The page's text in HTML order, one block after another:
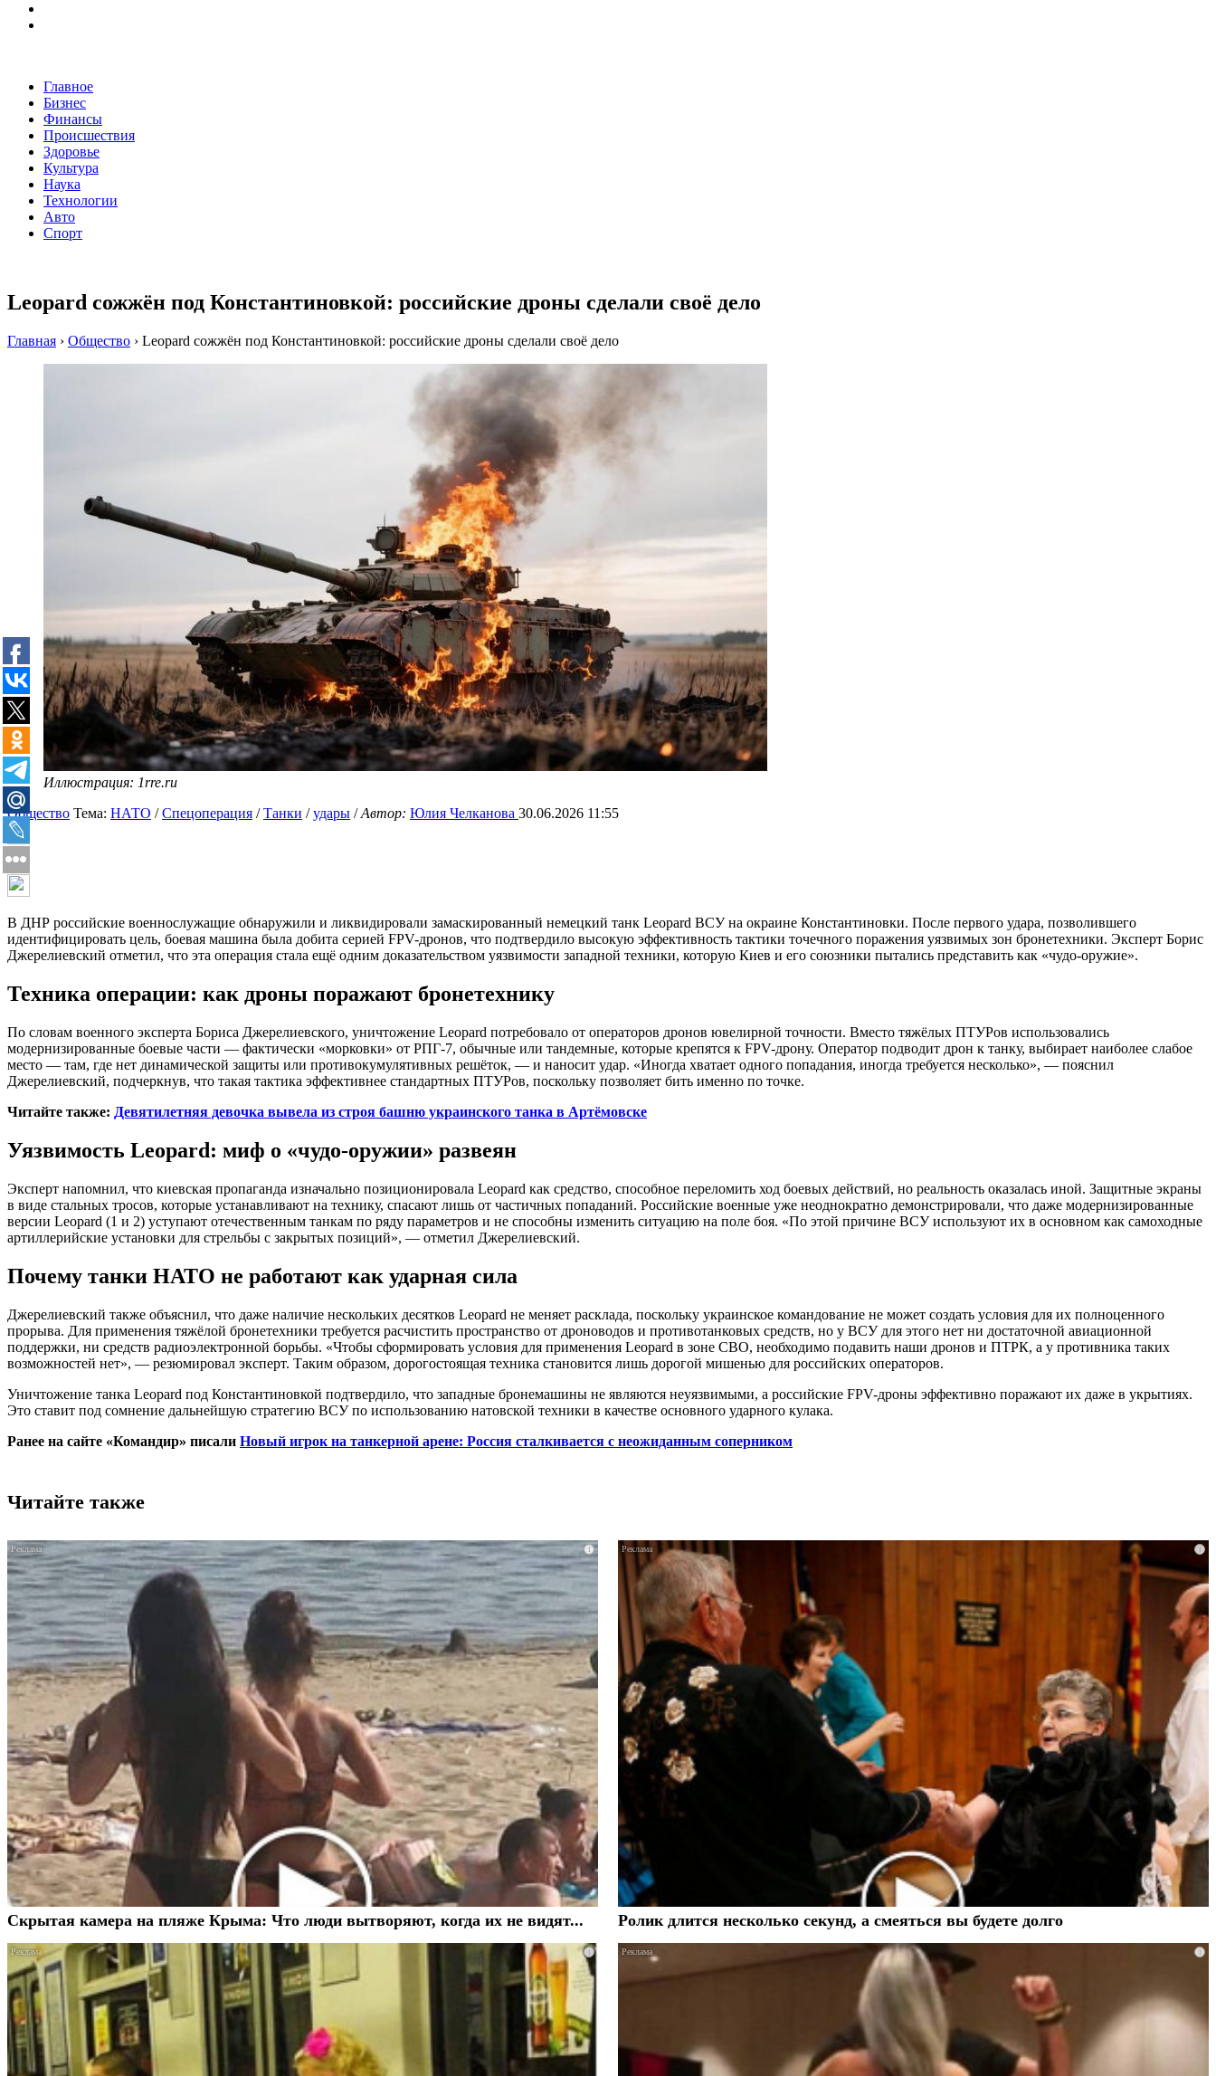
Главное
Бизнес
Финансы
Происшествия
Здоровье
Культура
Наука
Технологии
Авто
Спорт
Leopard сожжён под Константиновкой: российские дроны сделали своё дело
Главная › Общество › Leopard сожжён под Константиновкой: российские дроны сделали своё дело
Иллюстрация: 1rre.ru
Общество Тема: НАТО /Спецоперация /Танки /удары /Автор: Юлия Челканова 30.06.2026 11:55
В ДНР российские военнослужащие обнаружили и ликвидировали замаскированный немецкий танк Leopard ВСУ на окраине Константиновки. После первого удара, позволившего
идентифицировать цель, боевая машина была добита серией FPV-дронов, что подтвердило высокую эффективность тактики точечного поражения уязвимых зон бронетехники. Эксперт Борис
Джерелиевский отметил, что эта операция стала ещё одним доказательством уязвимости западной техники, которую Киев и его союзники пытались представить как «чудо-оружие».
Техника операции: как дроны поражают бронетехнику
По словам военного эксперта Бориса Джерелиевского, уничтожение Leopard потребовало от операторов дронов ювелирной точности. Вместо тяжёлых ПТУРов использовались
модернизированные боевые части — фактически «морковки» от РПГ-7, обычные или тандемные, которые крепятся к FPV-дрону. Оператор подводит дрон к танку, выбирает наиболее слабое
место — там, где нет динамической защиты или противокумулятивных решёток, — и наносит удар. «Иногда хватает одного попадания, иногда требуется несколько», — пояснил
Джерелиевский, подчеркнув, что такая тактика эффективнее стандартных ПТУРов, поскольку позволяет бить именно по точке.
Читайте также: Девятилетняя девочка вывела из строя башню украинского танка в Артёмовске
Уязвимость Leopard: миф о «чудо-оружии» развеян
Эксперт напомнил, что киевская пропаганда изначально позиционировала Leopard как средство, способное переломить ход боевых действий, но реальность оказалась иной. Защитные экраны
в виде стальных тросов, которые устанавливают на технику, спасают лишь от частичных попаданий. Российские военные уже неоднократно демонстрировали, что даже модернизированные
версии Leopard (1 и 2) уступают отечественным танкам по ряду параметров и не способны изменить ситуацию на поле боя. «По этой причине ВСУ используют их в основном как самоходные
артиллерийские установки для стрельбы с закрытых позиций», — отметил Джерелиевский.
Почему танки НАТО не работают как ударная сила
Джерелиевский также объяснил, что даже наличие нескольких десятков Leopard не меняет расклада, поскольку украинское командование не может создать условия для их полноценного
прорыва. Для применения тяжёлой бронетехники требуется расчистить пространство от дроноводов и противотанковых средств, но у ВСУ для этого нет ни достаточной авиационной
поддержки, ни средств радиоэлектронной борьбы. «Чтобы сформировать условия для применения Leopard в зоне СВО, необходимо подавить наши дронов и ПТРК, а у противника таких
возможностей нет», — резюмировал эксперт. Таким образом, дорогостоящая техника становится лишь дорогой мишенью для российских операторов.
Уничтожение танка Leopard под Константиновкой подтвердило, что западные бронемашины не являются неуязвимыми, а российские FPV-дроны эффективно поражают их даже в укрытиях.
Это ставит под сомнение дальнейшую стратегию ВСУ по использованию натовской техники в качестве основного ударного кулака.
Ранее на сайте «Командир» писали Новый игрок на танкерной арене: Россия сталкивается с неожиданным соперником
Читайте также
i
Скрытая камера на пляже Крыма: Что люди вытворяют, когда их не видят...
i
Ролик длится несколько секунд, а смеяться вы будете долго
i i